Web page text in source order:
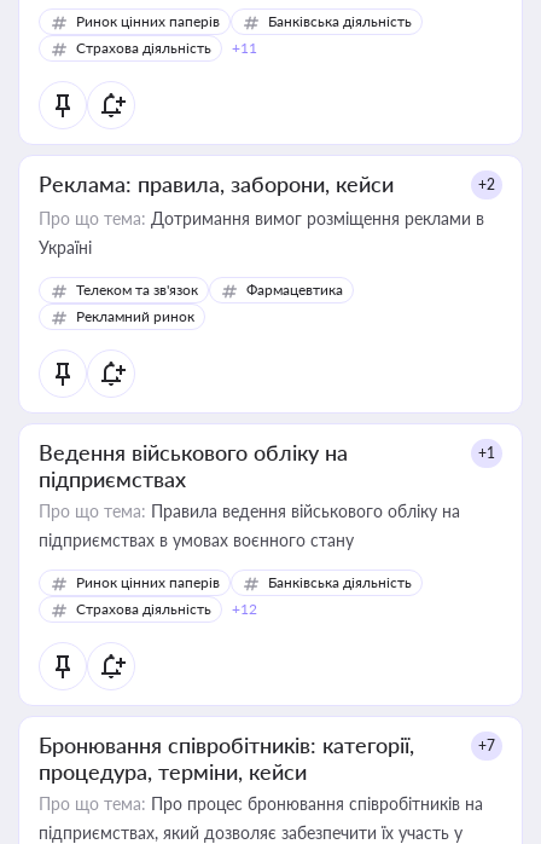
Ринок цінних паперів
Банківська діяльність
Страхова діяльність
+11
Реклама: правила, заборони, кейси +2
Про що тема: Дотримання вимог розміщення реклами в
Україні
Телеком та зв'язок
Фармацевтика
Рекламний ринок
Ведення військового обліку на
підприємствах
+1
Про що тема: Правила ведення військового обліку на
підприємствах в умовах воєнного стану
Ринок цінних паперів
Банківська діяльність
Страхова діяльність
+12
Бронювання співробітників: категорії,
процедура, терміни, кейси
+7
Про що тема: Про процес бронювання співробітників на
підприємствах, який дозволяє забезпечити їх участь у